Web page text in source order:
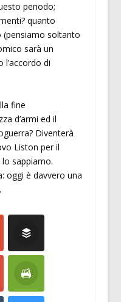
periodo;
quanto
(pensiamo soltanto
sarà un
di
fine
d’armi ed il
Diventerà
Liston per il
sappiamo.
oggi è davvero una